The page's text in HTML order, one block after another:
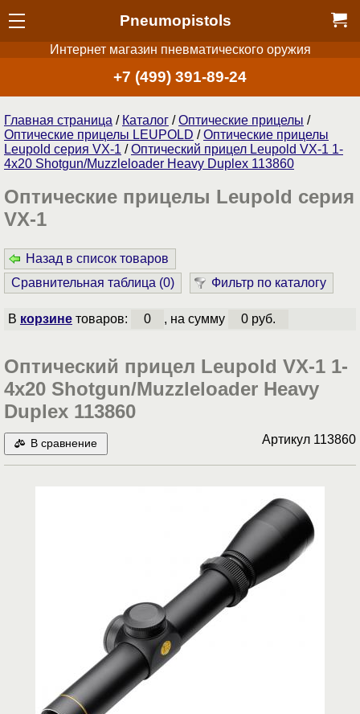
Pneumopistols
Интернет магазин пневматического оружия
+7 (499) 391-89-24
Главная страница / Каталог /Оптические прицелы /
Оптические прицелы LEUPOLD /Оптические прицелы
Leupold серия VX-1 /Оптический прицел Leupold VX-1 1-
4x20 Shotgun/Muzzleloader Heavy Duplex 113860
Оптические прицелы Leupold серия
VX-1
Назад в список товаров
Сравнительная таблица (0) Фильтр по каталогу
В корзинетоваров: 0 , на сумму 0 руб.
Оптический прицел Leupold VX-1 1-
4x20 Shotgun/Muzzleloader Heavy
Duplex 113860
В сравнение Артикул 113860